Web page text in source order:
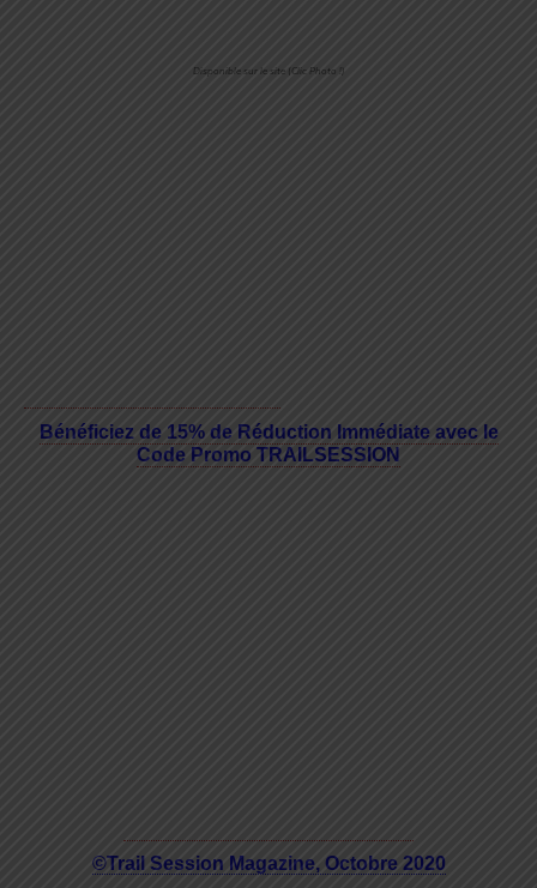
Disponible sur le site (Clic Photo !)
Bénéficiez de 15% de Réduction Immédiate avec le
Code Promo TRAILSESSION
©Trail Session Magazine, Octobre 2020